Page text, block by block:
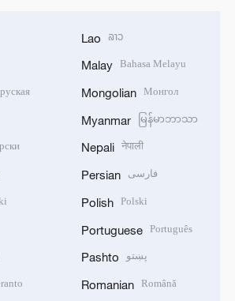
Lao ລາວ
Malay Bahasa Melayu
Mongolian Монгол
Myanmar မြန်မာဘာသာ
Nepali नेपाली
Persian فارسی
Polish Polski
Portuguese Português
Pashto پښتو
Romanian Română